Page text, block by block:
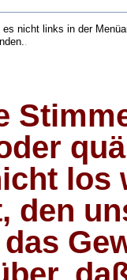
nicht links in der
.
los
den